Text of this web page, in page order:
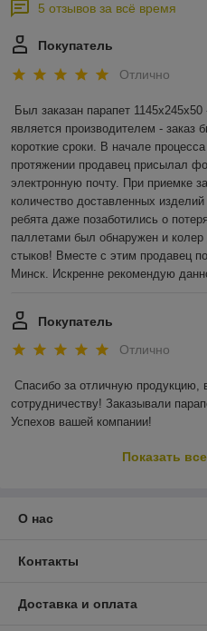
5 отзывов за всё время
Покупатель
Отлично
Был заказан парапет
является производителем - заказ
короткие сроки. В начале
протяжении продавец присылал
электронную почту. При приемке
количество доставленных
ребята даже позаботились о
паллетами был обнаружен и
стыков! Вместе с этим продавец
Минск. Искренне рекомендую
Покупатель
Отлично
Спасибо за отличную
сотрудничеству! Заказывали
Успехов вашей компании!
Показать
О нас
Контакты
Доставка и оплата